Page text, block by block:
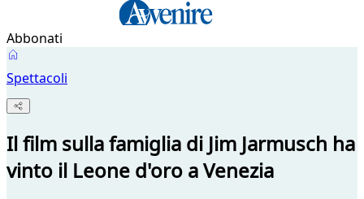
Abbonati
Spettacoli
Il film sulla famiglia di Jim Jarmusch ha
vinto il Leone d'oro a Venezia